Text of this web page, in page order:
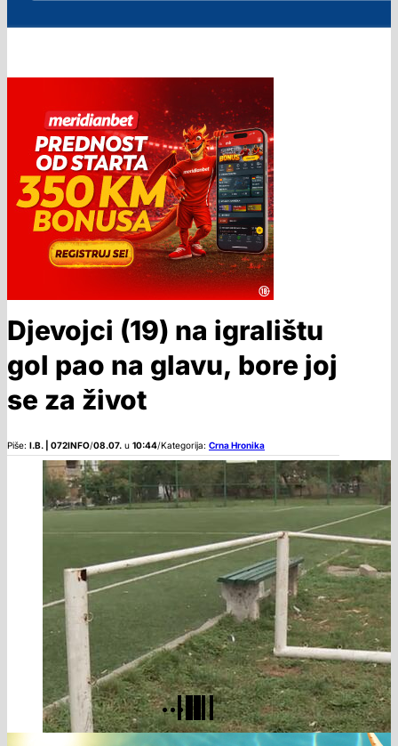
Djevojci (19) na igralištu
gol pao na glavu, bore joj
se za život
Piše: I.B. | 072INFO/08.07. u 10:44/Kategorija: Crna Hronika